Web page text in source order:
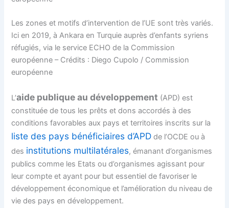
Les zones et motifs d’intervention de l’UE sont très variés.
Ici en 2019, à Ankara en Turquie auprès d’enfants syriens
réfugiés, via le service ECHO de la Commission
européenne – Crédits : Diego Cupolo / Commission
européenne
L’aide publique au développement (APD) est
constituée de tous les prêts et dons accordés à des
conditions favorables aux pays et territoires inscrits sur la
liste des pays bénéficiaires d’APD de l’OCDE ou à
des institutions multilatérales, émanant d’organismes
publics comme les Etats ou d’organismes agissant pour
leur compte et ayant pour but essentiel de favoriser le
développement économique et l’amélioration du niveau de
vie des pays en développement.